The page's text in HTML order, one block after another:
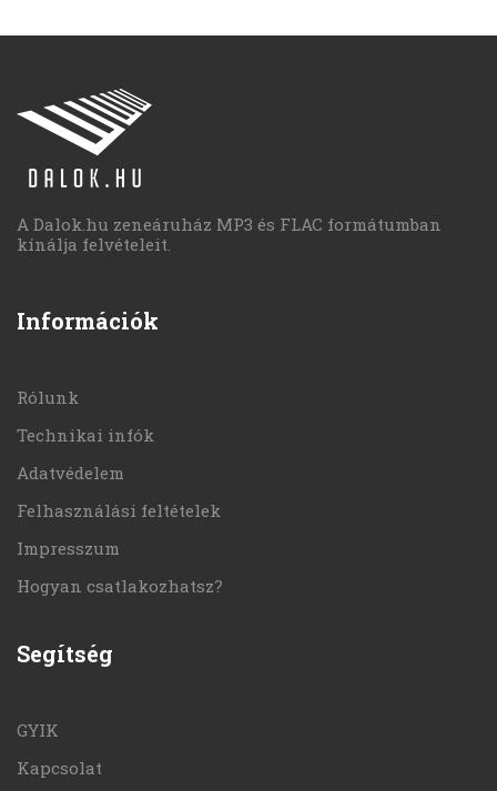
A Dalok.hu zeneáruház MP3 és FLAC formátumban
kínálja felvételeit.
Információk
Rólunk
Technikai infók
Adatvédelem
Felhasználási feltételek
Impresszum
Hogyan csatlakozhatsz?
Segítség
GYIK
Kapcsolat